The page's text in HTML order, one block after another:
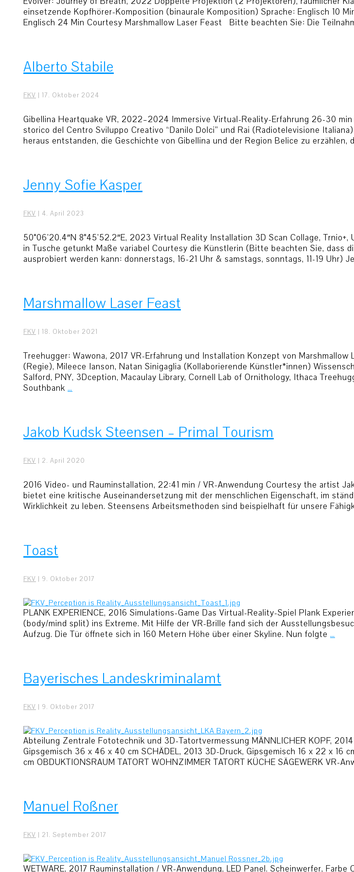
einsetzende Kopfhörer-Komposition (binaurale Komposition) Sprache: Englisch 10
Englisch 24 Min Courtesy Marshmallow Laser Feast Bitte beachten Sie: Die
Alberto Stabile
FKV | 17. Oktober 2024
Gibellina Heartquake VR, 2022–2024 Immersive Virtual-Reality-Erfahrung 26-30
storico del Centro Sviluppo Creativo “Danilo Dolci” und Rai (Radiotelevisione
heraus entstanden, die Geschichte von Gibellina und der Region Belice zu erzählen,
Jenny Sofie Kasper
FKV | 4. April 2023
50°06’20.4″N 8°45’52.2″E, 2023 Virtual Reality Installation 3D Scan Collage,
in Tusche getunkt Maße variabel Courtesy die Künstlerin (Bitte beachten Sie, dass
ausprobiert werden kann: donnerstags, 16-21 Uhr & samstags, sonntags, 11-19 Uhr)
Marshmallow Laser Feast
FKV | 18. Oktober 2021
Treehugger: Wawona, 2017 VR-Erfahrung und Installation Konzept von
(Regie), Mileece Ianson, Natan Sinigaglia (Kollaborierende Künstler*innen)
Salford, PNY, 3Dception, Macaulay Library, Cornell Lab of Ornithology, Ithaca
Southbank …
Jakob Kudsk Steensen – Primal Tourism
FKV | 2. April 2020
2016 Video- und Rauminstallation, 22:41 min / VR-Anwendung Courtesy the artist
bietet eine kritische Auseinandersetzung mit der menschlichen Eigenschaft, im
Wirklichkeit zu leben. Steensens Arbeitsmethoden sind beispielhaft für unsere
Toast
FKV | 9. Oktober 2017
PLANK EXPERIENCE, 2016 Simulations-Game Das Virtual-Reality-Spiel Plank
(body/mind split) ins Extreme. Mit Hilfe der VR-Brille fand sich der
Aufzug. Die Tür öffnete sich in 160 Metern Höhe über einer Skyline. Nun folgte …
Bayerisches Landeskriminalamt
FKV | 9. Oktober 2017
Abteilung Zentrale Fototechnik und 3D-Tatortvermessung MÄNNLICHER KOPF,
Gipsgemisch 36 x 46 x 40 cm SCHÄDEL, 2013 3D-Druck, Gipsgemisch 16 x 22 x 16
cm OBDUKTIONSRAUM TATORT WOHNZIMMER TATORT KÜCHE SÄGEWERK VR-
Manuel Roßner
FKV | 21. September 2017
WETWARE, 2017 Rauminstallation / VR-Anwendung, LED Panel. Scheinwerfer,